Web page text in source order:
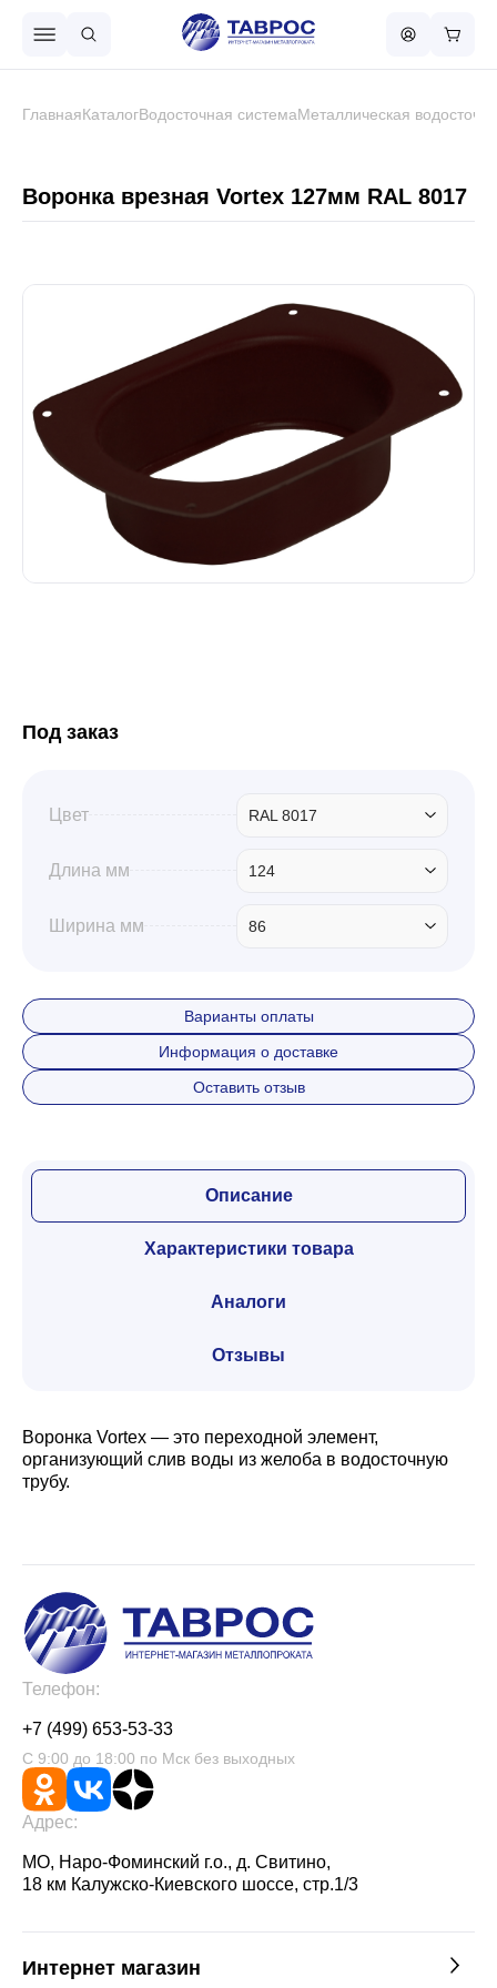
Металлический штакетник
Сваи винтовые
Забор
Дача и сад
Другие товары
ГлавнаяКаталогВодосточная системаМеталлическая
Воронка врезная Vortex 127мм RAL 8017
Под заказ
Цвет RAL 8017
Длина мм 124
Ширина мм 86
Варианты оплаты
Информация о доставке
Оставить отзыв
Описание
Характеристики товара
Аналоги
Отзывы
Воронка Vortex — это переходной элемент,
организующий слив воды из желоба в водосточную
трубу.
Телефон:
+7 (499) 653-53-33
С 9:00 до 18:00 по Мск без выходных
Адрес:
МО, Наро-Фоминский г.о., д. Свитино,
18 км Калужско-Киевского шоссе, стр.1/3
Интернет магазин